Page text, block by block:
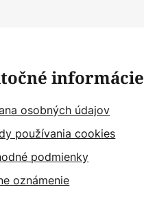
informácie
osobných údajov
používania cookies
podmienky
oznámenie